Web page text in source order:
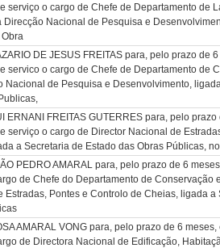
serviço o cargo de Chefe de Departamento de
Direcção Nacional de Pesquisa e
DE JESUS FREITAS para, pelo prazo de
servico o cargo de Chefe de Departamento de
Nacional de Pesquisa e Desenvolvimento,
ERNANI FREITAS GUTERRES para, pelo
serviço o cargo de Director Nacional de
a Secretaria de Estado das Obras Públicas,
PEDRO AMARAL para, pelo prazo de 6
de Chefe do Departamento de Conservação
Estradas, Pontes e Controlo de Cheias, ligada a
AMARAL VONG para, pelo prazo de 6
de Directora Nacional de Edificação,